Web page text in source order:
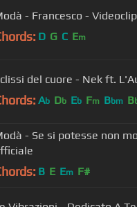
- Francesco -
D G C Em
del cuore - Nek ft.
Ab Db Eb Fm Bbm B
- Se si potesse non
B E Em F#